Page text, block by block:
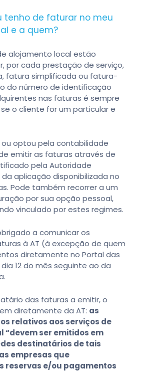
tenho de faturar no meu
e a quem?
alojamento local estão
por cada prestação de serviço,
fatura simplificada ou fatura-
do número de identificação
nas faturas é sempre
o cliente for um particular e
optou pela contabilidade
emitir as faturas através de
pela Autoridade
aplicação disponibilizada no
Pode também recorrer a um
por sua opção pessoal,
vinculado por estes regimes.
a comunicar os
à AT (à excepção de quem
diretamente no Portal das
12 do mês seguinte ao da
das faturas a emitir, o
diretamente da AT: as
relativos aos serviços de
“devem ser emitidos em
destinatários de tais
empresas que
reservas e/ou pagamentos